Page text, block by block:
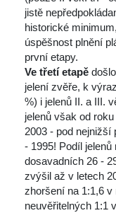
jistě
historické
úspěšnost plnění
první etapy.
Ve třetí etapě
jelení zvěře, k
%) i jelenů II. a III.
jelenů však od
2003 - pod nejnižší
- 1995! Podíl
dosavadních 26 -
zvýšil až v letech
zhoršení na 1:1,6
neuvěřitelných 1:1